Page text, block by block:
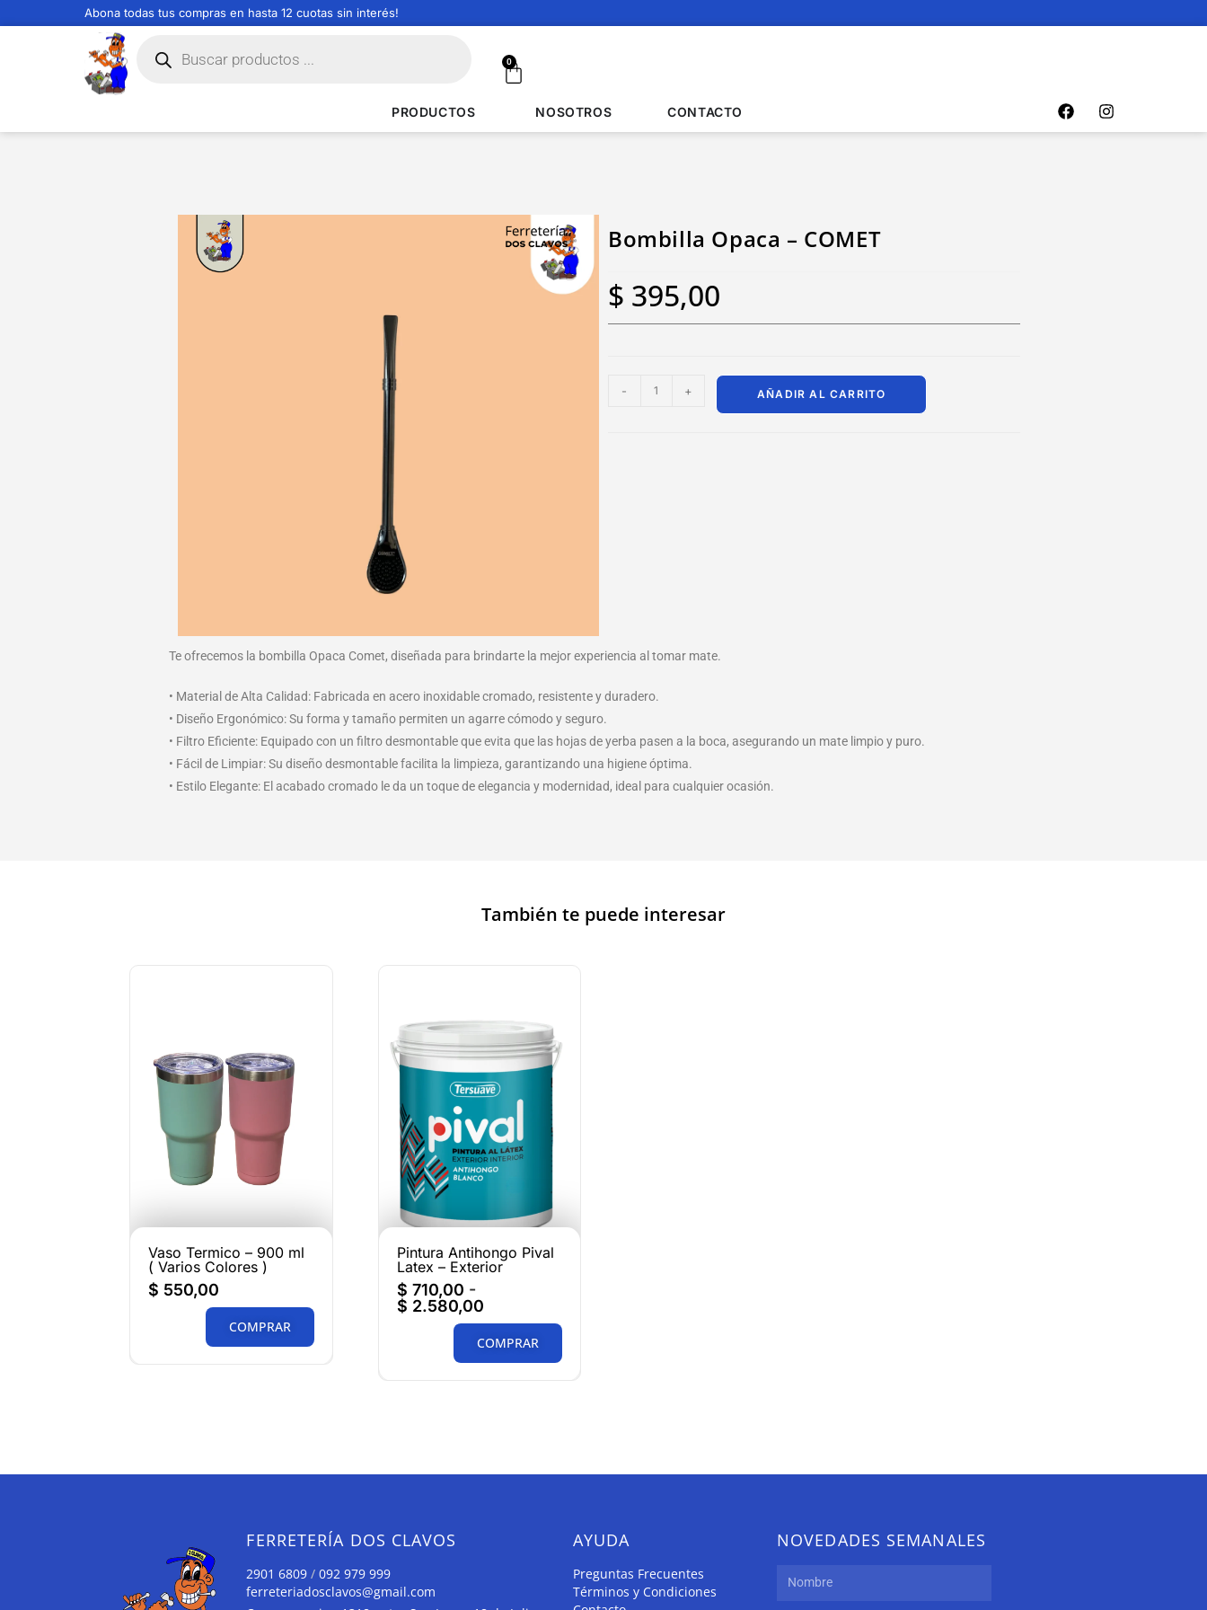
Abona todas tus compras en hasta 12 cuotas sin interés!
0
PRODUCTOS NOSOTROS CONTACTO
Bombilla Opaca – COMET
$ 395,00
- + AÑADIR AL CARRITO
Te ofrecemos la bombilla Opaca Comet, diseñada para brindarte la mejor experiencia al tomar mate.
• Material de Alta Calidad: Fabricada en acero inoxidable cromado, resistente y duradero.
• Diseño Ergonómico: Su forma y tamaño permiten un agarre cómodo y seguro.
• Filtro Eficiente: Equipado con un filtro desmontable que evita que las hojas de yerba pasen a la boca, asegurando un mate limpio y puro.
• Fácil de Limpiar: Su diseño desmontable facilita la limpieza, garantizando una higiene óptima.
• Estilo Elegante: El acabado cromado le da un toque de elegancia y modernidad, ideal para cualquier ocasión.
También te puede interesar
Vaso Termico – 900 ml
( Varios Colores )
$ 550,00
COMPRAR
Pintura Antihongo Pival
Latex – Exterior
$ 710,00 -
$ 2.580,00
COMPRAR
FERRETERÍA DOS CLAVOS
2901 6809 /092 979 999
ferreteriadosclavos@gmail.com
AYUDA
Preguntas Frecuentes
Términos y Condiciones
NOVEDADES SEMANALES